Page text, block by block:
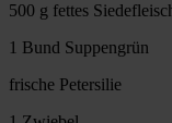
500 g fettes
1 Bund Suppengrün
frische Petersilie